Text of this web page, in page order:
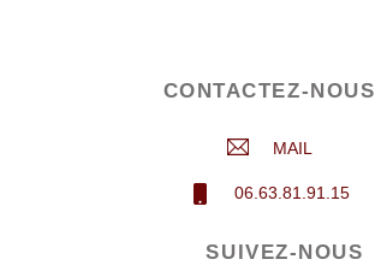
CONTACTEZ-NOUS
MAIL
06.63.81.91.15
SUIVEZ-NOUS